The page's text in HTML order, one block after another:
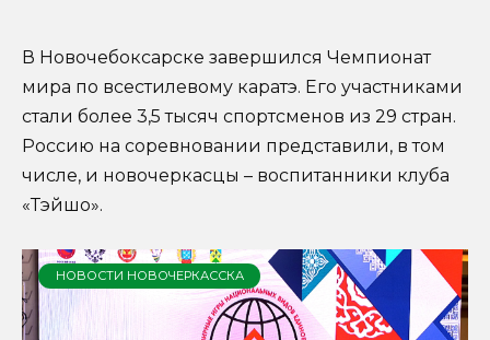
В Новочебоксарске завершился Чемпионат
мира по всестилевому каратэ. Его участниками
стали более 3,5 тысяч спортсменов из 29 стран.
Россию на соревновании представили, в том
числе, и новочеркасцы – воспитанники клуба
«Тэйшо».
НОВОСТИ НОВОЧЕРКАССКА